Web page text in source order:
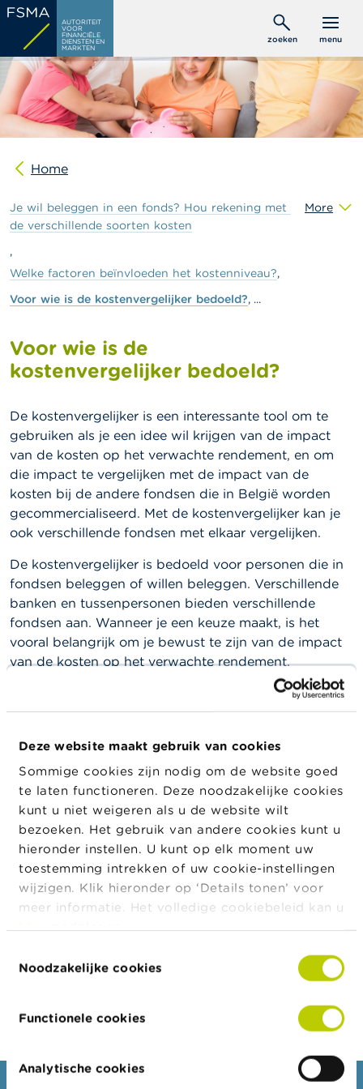
Deze website maakt gebruik van cookies
Sommige cookies zijn nodig om de website goed
te laten functioneren. Deze noodzakelijke cookies
kunt u niet weigeren als u de website wilt
bezoeken. Het gebruik van andere cookies kunt u
hieronder instellen. U kunt op elk moment uw
toestemming intrekken of uw cookie-instellingen
wijzigen. Klik hieronder op ‘Details tonen’ voor
meer informatie. Het volledige cookiebeleid kan u
Noodzakelijke cookies
Functionele cookies
Analytische cookies
Overslaan
naar
de
inhoud
gaan
AUTORITEIT
VOOR
FINANCIËLE
DIENSTEN EN
MARKTEN
zoeken menu
C
s
u
m
e
n
t
n
P
r
o
s
s
i
e
l
e
O
v
e
r
d
F
S
A
N
i
e
u
w
h
u
w
n
g
J
b
C
a
Home
More
Je wil beleggen in een fonds? Hou rekening met
de verschillende soorten kosten
Welke factoren beïnvloeden het kostenniveau?
Voor wie is de kostenvergelijker bedoeld?
Voor wie is de
kostenvergelijker bedoeld?
De kostenvergelijker is een interessante tool om te
gebruiken als je een idee wil krijgen van de impact
van de kosten op het verwachte rendement, en om
die impact te vergelijken met de impact van de
kosten bij de andere fondsen die in België worden
gecommercialiseerd. Met de kostenvergelijker kan je
ook verschillende fondsen met elkaar vergelijken.
De kostenvergelijker is bedoeld voor personen die in
fondsen beleggen of willen beleggen. Verschillende
banken en tussenpersonen bieden verschillende
fondsen aan. Wanneer je een keuze maakt, is het
vooral belangrijk om je bewust te zijn van de impact
van de kosten op het verwachte rendement.
fondsen
De FSMA heeft een tool ontwikkeld waarmee
je de impact van de kosten op het verwachte
rendement kan berekenen, en die impact kan
vergelijken met de impact vande kostenbij
de andere fondsen die in België worden
gecommercialiseerd.
Ga naar de kostenvergelijker voor de fondsen.